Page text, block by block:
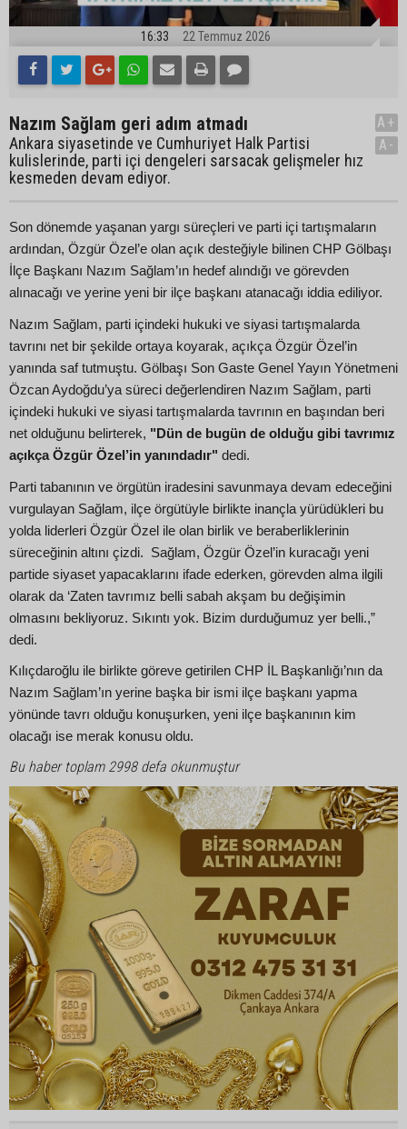
16:33 22 Temmuz 2026
Nazım Sağlam geri adım atmadı
Ankara siyasetinde ve Cumhuriyet Halk Partisi
kulislerinde, parti içi dengeleri sarsacak gelişmeler hız
kesmeden devam ediyor.
A+
A-
Son dönemde yaşanan yargı süreçleri ve parti içi tartışmaların
ardından, Özgür Özel’e olan açık desteğiyle bilinen CHP Gölbaşı
İlçe Başkanı Nazım Sağlam’ın hedef alındığı ve görevden
alınacağı ve yerine yeni bir ilçe başkanı atanacağı iddia ediliyor.
Nazım Sağlam, parti içindeki hukuki ve siyasi tartışmalarda
tavrını net bir şekilde ortaya koyarak, açıkça Özgür Özel’in
yanında saf tutmuştu. Gölbaşı Son Gaste Genel Yayın Yönetmeni
Özcan Aydoğdu’ya süreci değerlendiren Nazım Sağlam, parti
içindeki hukuki ve siyasi tartışmalarda tavrının en başından beri
net olduğunu belirterek, "Dün de bugün de olduğu gibi tavrımız
açıkça Özgür Özel’in yanındadır" dedi.
Parti tabanının ve örgütün iradesini savunmaya devam edeceğini
vurgulayan Sağlam, ilçe örgütüyle birlikte inançla yürüdükleri bu
yolda liderleri Özgür Özel ile olan birlik ve beraberliklerinin
süreceğinin altını çizdi. Sağlam, Özgür Özel’in kuracağı yeni
partide siyaset yapacaklarını ifade ederken, görevden alma ilgili
olarak da ‘Zaten tavrımız belli sabah akşam bu değişimin
olmasını bekliyoruz. Sıkıntı yok. Bizim durduğumuz yer belli.,”
dedi.
Kılıçdaroğlu ile birlikte göreve getirilen CHP İL Başkanlığı’nın da
Nazım Sağlam’ın yerine başka bir ismi ilçe başkanı yapma
yönünde tavrı olduğu konuşurken, yeni ilçe başkanının kim
olacağı ise merak konusu oldu.
Bu haber toplam 2998 defa okunmuştur